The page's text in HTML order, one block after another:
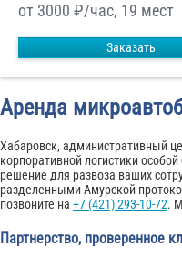
от 3000 ₽/час, 19 мест
Заказать
Аренда
Хабаровск, административный
корпоративной логистики
решение для развоза ваших
разделенными Амурской
позвоните на +7 (421) 293-10-72.
Партнерство, проверенное